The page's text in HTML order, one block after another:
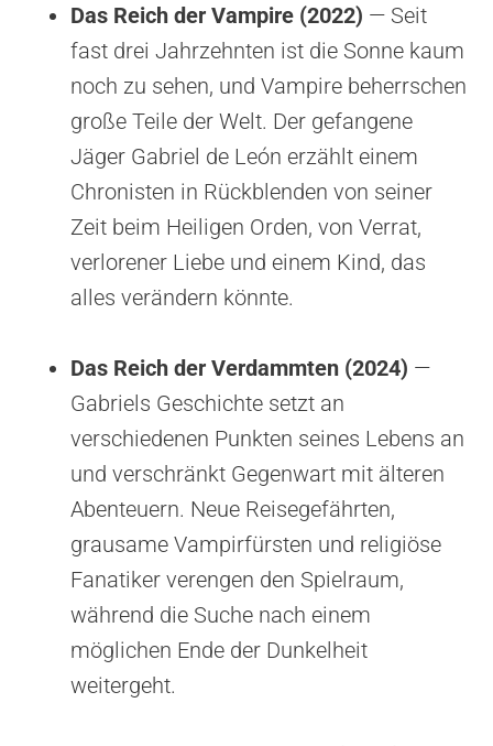
Das Reich der Vampire (2022) — Seit
fast drei Jahrzehnten ist die Sonne kaum
noch zu sehen, und Vampire beherrschen
große Teile der Welt. Der gefangene
Jäger Gabriel de León erzählt einem
Chronisten in Rückblenden von seiner
Zeit beim Heiligen Orden, von Verrat,
verlorener Liebe und einem Kind, das
alles verändern könnte.
Das Reich der Verdammten (2024) —
Gabriels Geschichte setzt an
verschiedenen Punkten seines Lebens an
und verschränkt Gegenwart mit älteren
Abenteuern. Neue Reisegefährten,
grausame Vampirfürsten und religiöse
Fanatiker verengen den Spielraum,
während die Suche nach einem
möglichen Ende der Dunkelheit
weitergeht.